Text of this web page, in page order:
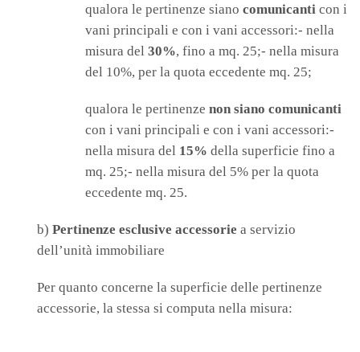
qualora le pertinenze siano comunicanti con i
vani principali e con i vani accessori:- nella
misura del 30%, fino a mq. 25;- nella misura
del 10%, per la quota eccedente mq. 25;
qualora le pertinenze non siano comunicanti
con i vani principali e con i vani accessori:-
nella misura del 15% della superficie fino a
mq. 25;- nella misura del 5% per la quota
eccedente mq. 25.
b) Pertinenze esclusive accessorie a servizio
dell’unità immobiliare
Per quanto concerne la superficie delle pertinenze
accessorie, la stessa si computa nella misura: